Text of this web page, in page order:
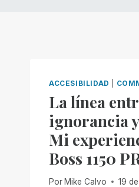
ACCESIBILIDAD
La línea
ignorancia
Mi
Boss 1150
Por Mike Calvo 19